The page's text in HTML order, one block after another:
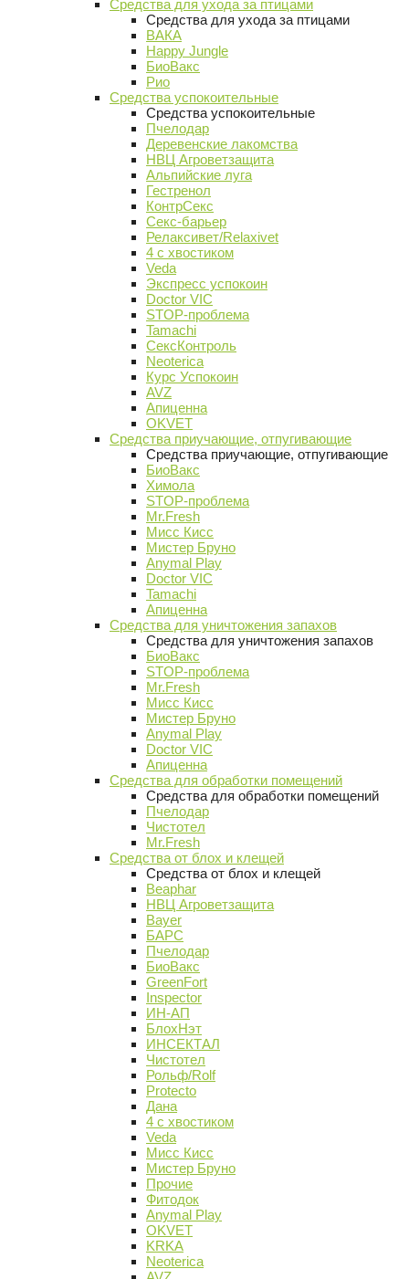
Средства для ухода за птицами
Средства для ухода за птицами
ВАКА
Happy Jungle
БиоВакс
Рио
Средства успокоительные
Средства успокоительные
Пчелодар
Деревенские лакомства
НВЦ Агроветзащита
Альпийские луга
Гестренол
КонтрСекс
Секс-барьер
Релаксивет/Relaxivet
4 с хвостиком
Veda
Экспресс успокоин
Doctor VIC
STOP-проблема
Tamachi
СексКонтроль
Neoterica
Курс Успокоин
AVZ
Апиценна
OKVET
Средства приучающие, отпугивающие
Средства приучающие, отпугивающие
БиоВакс
Химола
STOP-проблема
Mr.Fresh
Мисс Кисс
Мистер Бруно
Anymal Play
Doctor VIC
Tamachi
Апиценна
Средства для уничтожения запахов
Средства для уничтожения запахов
БиоВакс
STOP-проблема
Mr.Fresh
Мисс Кисс
Мистер Бруно
Anymal Play
Doctor VIC
Апиценна
Средства для обработки помещений
Средства для обработки помещений
Пчелодар
Чистотел
Mr.Fresh
Средства от блох и клещей
Средства от блох и клещей
Beaphar
НВЦ Агроветзащита
Bayer
БАРС
Пчелодар
БиоВакс
GreenFort
Inspector
ИН-АП
БлохНэт
ИНСЕКТАЛ
Чистотел
Рольф/Rolf
Protecto
Дана
4 с хвостиком
Veda
Мисс Кисс
Мистер Бруно
Прочие
Фитодок
Anymal Play
OKVET
KRKA
Neoterica